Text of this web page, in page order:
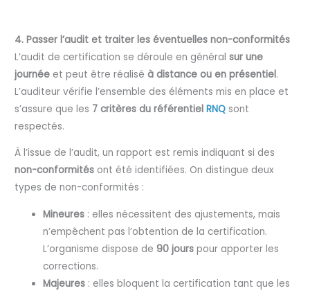
4. Passer l’audit et traiter les éventuelles non-conformités
L’audit de certification se déroule en généralsur une
journée et peut être réaliséà distance ou en présentiel.
L’auditeur vérifie l’ensemble des éléments mis en place et
s’assure que les 7 critères du référentielRNQ sont
respectés.
À l’issue de l’audit, un rapport est remis indiquant si des
non-conformités ont été identifiées. On distingue deux
types de non-conformités :
Mineures : elles nécessitent des ajustements, mais
n’empêchent pas l’obtention de la certification.
L’organisme dispose de 90 jours pour apporter les
corrections.
Majeures : elles bloquent la certification tant que les